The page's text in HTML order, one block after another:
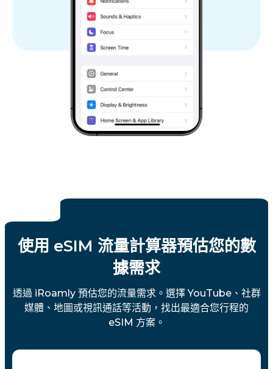
Region.vatican city
使用 eSIM 流量計算器預估您的數
據需求
透過 iRoamly 預估您的流量需求。選擇 YouTube、社群
媒體、地圖或視訊通話等活動，找出最適合您行程的
eSIM 方案。